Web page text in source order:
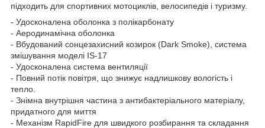
підходить для спортивних мотоциклів, велосипедів і туризму.
- Удосконалена оболонка з полікарбонату
- Аеродинамічна оболонка
- Вбудований сонцезахисний козирок (Dark Smoke), система
змішування моделі IS-17
- Удосконалена система вентиляції
- Повний потік повітря, що знижує надлишкову вологість і
тепло.
- Знімна внутрішня частина з антибактеріального матеріалу,
придатного для миття
- Механізм RapidFire для швидкого розбирання та складання